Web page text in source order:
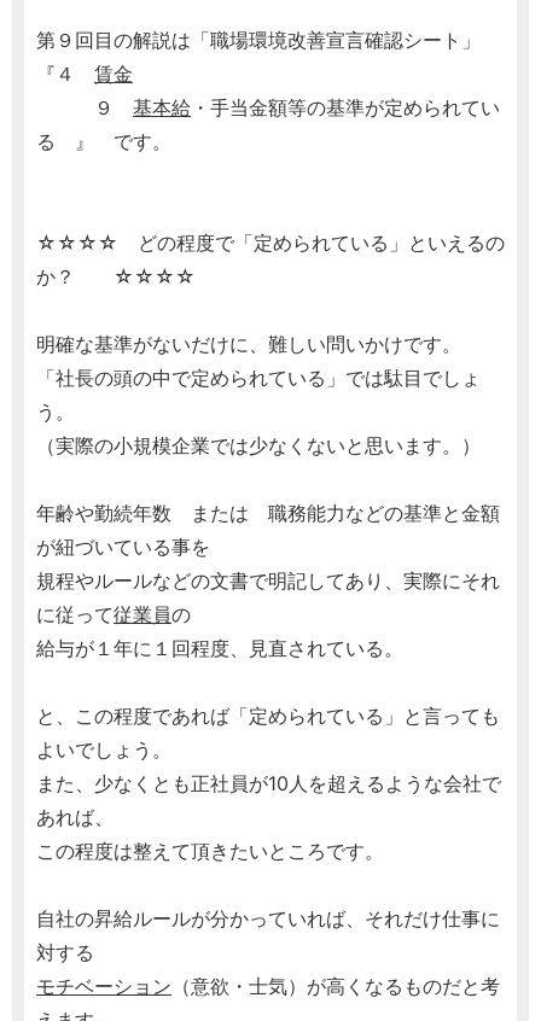
第９回目の解説は「職場環境改善宣言確認シート」
『４ 賃金
９ 基本給 ・手当金額等の基準が定められてい
る 』 です。
☆☆☆☆ どの程度で「定められている」といえるの
か？ ☆☆☆☆
明確な基準がないだけに、難しい問いかけです。
「社長の頭の中で定められている」では駄目でしょ
う。
（実際の小規模企業では少なくないと思います。）
年齢や勤続年数 または 職務能力などの基準と金額
が紐づいている事を
規程やルールなどの文書で明記してあり、実際にそれ
に従って従業員の
給与が１年に１回程度、見直されている。
と、この程度であれば「定められている」と言っても
よいでしょう。
また、少なくとも正社員が10人を超えるような会社で
あれば、
この程度は整えて頂きたいところです。
自社の昇給ルールが分かっていれば、それだけ仕事に
対する
モチベーション （意欲・士気）が高くなるものだと考